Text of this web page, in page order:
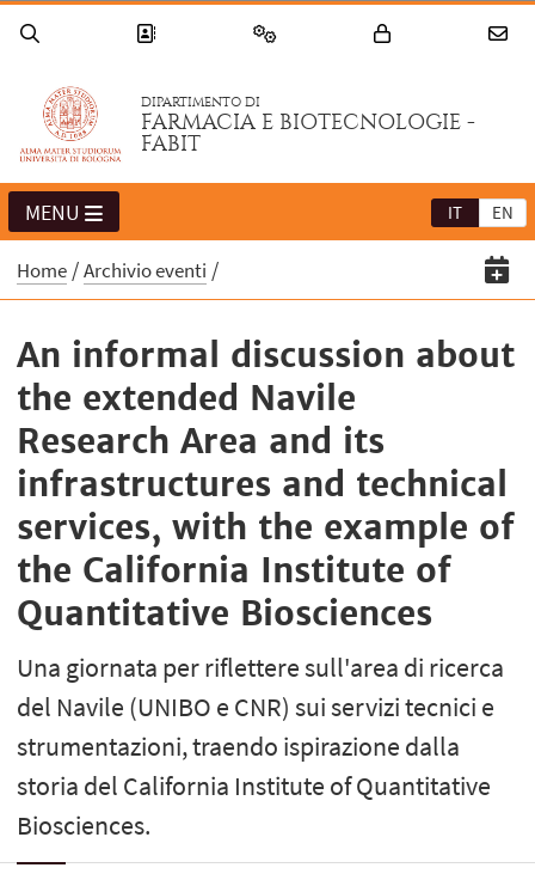
DIPARTIMENTO DI
FARMACIA E BIOTECNOLOGIE -
FABIT
IT EN
MENU
Home Archivio eventi
An informal discussion about
the extended Navile
Research Area and its
infrastructures and technical
services, with the example of
the California Institute of
Quantitative Biosciences
Una giornata per riflettere sull'area di ricerca
del Navile (UNIBO e CNR) sui servizi tecnici e
strumentazioni, traendo ispirazione dalla
storia del California Institute of Quantitative
Biosciences.